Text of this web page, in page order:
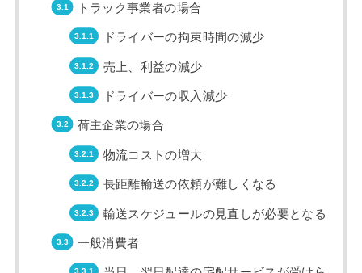
トラック事業者の場合
ドライバーの拘束時間の減少
売上、利益の減少
ドライバーの収入減少
荷主企業の場合
物流コストの増大
長距離輸送の依頼が難しくなる
輸送スケジュールの見直しが必要となる
一般消費者